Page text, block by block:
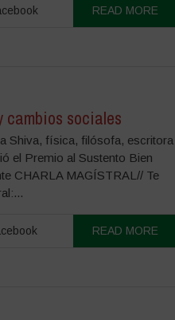
READ MORE
cambios sociales
Shiva, física, filósofa, escritora
el Premio al Sustento Bien
CHARLA MAGÍSTRAL// Te
READ MORE